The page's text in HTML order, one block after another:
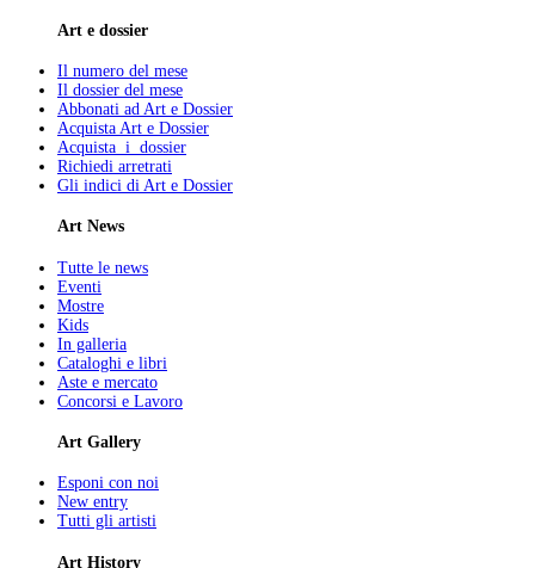
Art e dossier
Il numero del mese
Il dossier del mese
Abbonati ad Art e Dossier
Acquista Art e Dossier
Acquista i dossier
Richiedi arretrati
Gli indici di Art e Dossier
Art News
Tutte le news
Eventi
Mostre
Kids
In galleria
Cataloghi e libri
Aste e mercato
Concorsi e Lavoro
Art Gallery
Esponi con noi
New entry
Tutti gli artisti
Art History